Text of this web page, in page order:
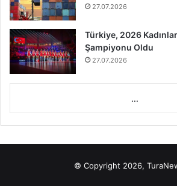
27.07.2026
Türkiye, 2026
Şampiyonu Oldu
27.07.2026
...
© Copyright 2026,